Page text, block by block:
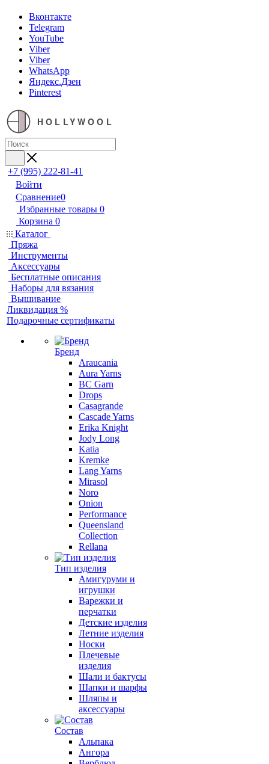
Вконтакте
Telegram
YouTube
Viber
Viber
WhatsApp
Яндекс.Дзен
Pinterest
HOLLYWOOL
+7 (995) 222-81-41
Войти
Сравнение0
Избранные товары 0
Корзина 0
Каталог
Пряжа
Инструменты
Аксессуары
Бесплатные описания
Наборы для вязания
Вышивание
Ликвидация %
Подарочные сертификаты
Бренд
Araucania
Aura Yarns
BC Garn
Drops
Casagrande
Cascade Yarns
Erika Knight
Jody Long
Katia
Kremke
Lang Yarns
Mirasol
Noro
Onion
Performance
Queensland
Collection
Rellana
Тип изделия
Амигуруми и
игрушки
Варежки и
перчатки
Детские изделия
Летние изделия
Носки
Плечевые
изделия
Шали и бактусы
Шапки и шарфы
Шляпы и
аксессуары
Состав
Альпака
Ангора